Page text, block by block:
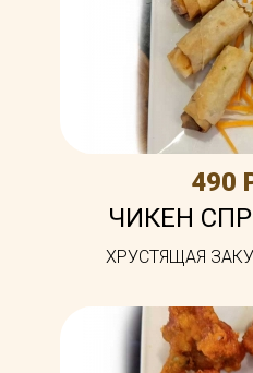
490
ЧИКЕН
ХРУСТЯЩАЯ